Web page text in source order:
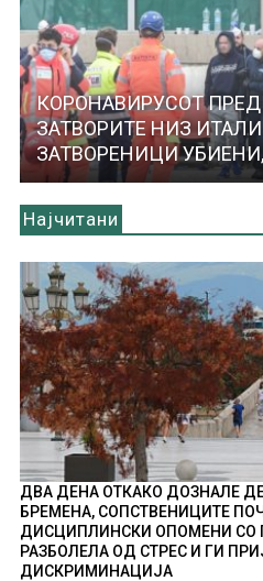
КОРОНАВИРУСОТ
ЗАТВОРИТЕ НИЗ
ЗАТВОРЕНИЦИ
Најчитани
ДВА ДЕНА ОТКАКО ДОЗНАЛЕ
БРЕМЕНА, СОПСТВЕНИЦИТЕ
ДИСЦИПЛИНСКИ ОПОМЕНИ СО
РАЗБОЛЕЛА ОД СТРЕС И ГИ
ДИСКРИМИНАЦИЈА